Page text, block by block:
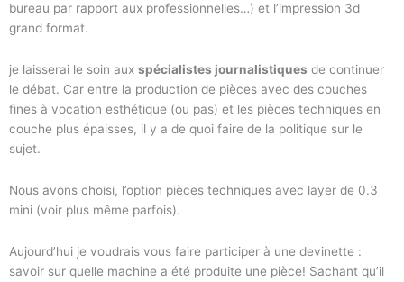
bureau par rapport aux professionnelles…) et l’impression 3d
grand format.
je laisserai le soin aux spécialistes journalistiques de continuer
le débat. Car entre la production de pièces avec des couches
fines à vocation esthétique (ou pas) et les pièces techniques en
couche plus épaisses, il y a de quoi faire de la politique sur le
sujet.
Nous avons choisi, l’option pièces techniques avec layer de 0.3
mini (voir plus même parfois).
Aujourd’hui je voudrais vous faire participer à une devinette :
savoir sur quelle machine a été produite une pièce! Sachant qu’il